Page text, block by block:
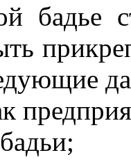
бадье